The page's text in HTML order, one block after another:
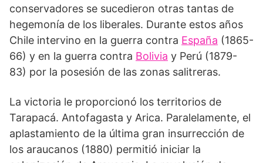
conservadores se sucedieron otras tantas de
hegemonía de los liberales. Durante estos años
Chile intervino en la guerra contra España (1865-
66) y en la guerra contra Bolivia y Perú (1879-
83) por la posesión de las zonas salitreras.
La victoria le proporcionó los territorios de
Tarapacá. Antofagasta y Arica. Paralelamente, el
aplastamiento de la última gran insurrección de
los araucanos (1880) permitió iniciar la